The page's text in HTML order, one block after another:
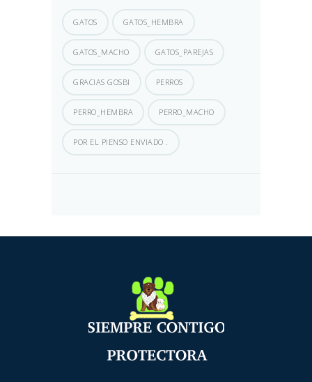
GATOS GATOS_HEMBRA
GATOS_MACHO GATOS_PAREJAS
GRACIAS GOSBI PERROS
PERRO_HEMBRA PERRO_MACHO
POR EL PIENSO ENVIADO .